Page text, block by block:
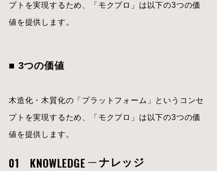
プトを実現するため、「モクプロ」は以下の3つの価
値を提供します。
■ 3つの価値
木造化・木質化の「プラットフォーム」というコンセ
プトを実現するため、「モクプロ」は以下の3つの価
値を提供します。
01 KNOWLEDGE ナレッジ